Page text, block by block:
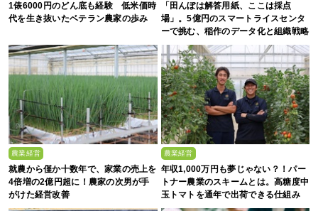
1俵6000円のどん底も経験 低米価時
代を生き抜いたベテラン農家の歩み
「田んぼは解答用紙、ここは採点
場」。5億円のスマートライスセンタ
ーで挑む、稲作のデータ化と組織戦略
農業経営
就農から僅か十数年で、家業の売上を
4倍増の2億円超に！農家の次男が手
がけた経営改善
農業経営
年収1,000万円も夢じゃない？！パー
トナー農業のスキームとは。高糖度中
玉トマトを通年で出荷できる仕組み